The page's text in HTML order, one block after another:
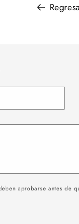
aprobarse antes de